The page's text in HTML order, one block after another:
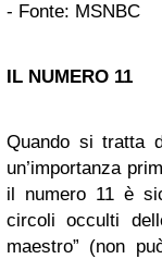
- Fonte: MSNBC
IL NUMERO 11
Quando si tratta
un’importanza
il numero 11 è
circoli occulti
maestro” (non